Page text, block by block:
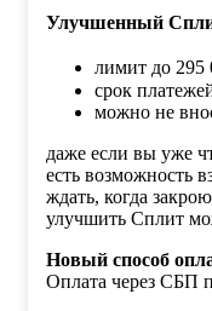
Улучшенный
лимит до 295
срок
можно не
даже если вы уже
есть возможность
ждать, когда
улучшить Сплит
Новый способ
Оплата через СБП